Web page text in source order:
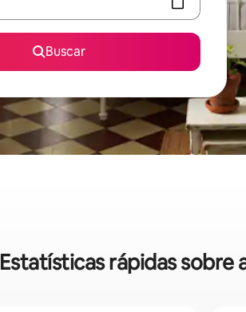
Buscar
Estatísticas rápidas